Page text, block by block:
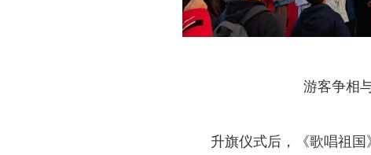
游客争相
升旗仪式后，《歌唱祖